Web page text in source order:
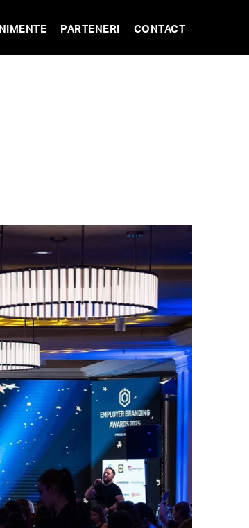
PARTENERI CONTACT